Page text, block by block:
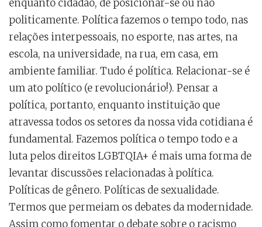
enquanto cidadão, de posicionar-se ou não
politicamente. Política fazemos o tempo todo, nas
relações interpessoais, no esporte, nas artes, na
escola, na universidade, na rua, em casa, em
ambiente familiar. Tudo é política. Relacionar-se é
um ato político (e revolucionário!). Pensar a
política, portanto, enquanto instituição que
atravessa todos os setores da nossa vida cotidiana é
fundamental. Fazemos política o tempo todo e a
luta pelos direitos LGBTQIA+ é mais uma forma de
levantar discussões relacionadas à política.
Políticas de gênero. Políticas de sexualidade.
Termos que permeiam os debates da modernidade.
Assim como fomentar o debate sobre o racismo